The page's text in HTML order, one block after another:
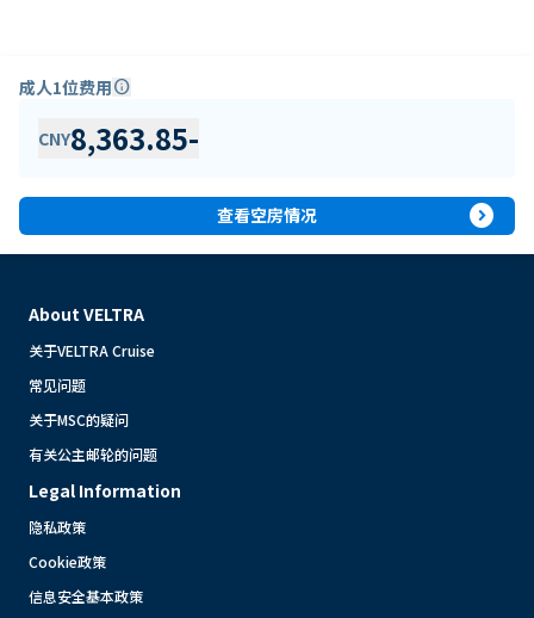
成人1位费用info
CNY8,363.85-
查看空房情况 expand_circle_right
About VELTRA
关于VELTRA Cruise
常见问题
关于MSC的疑问
有关公主邮轮的问题
Legal Information
隐私政策
Cookie政策
信息安全基本政策